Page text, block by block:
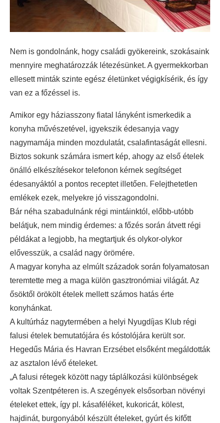
Nem is gondolnánk, hogy családi gyökereink, szokásaink
mennyire meghatározzák létezésünket. A gyermekkorban
ellesett minták szinte egész életünket végigkísérik, és így
van ez a főzéssel is.
Amikor egy háziasszony fiatal lányként ismerkedik a
konyha művészetével, igyekszik édesanyja vagy
nagymamája minden mozdulatát, csalafintaságát ellesni.
Biztos sokunk számára ismert kép, ahogy az első ételek
önálló elkészítésekor telefonon kérnek segítséget
édesanyáktól a pontos receptet illetően. Felejthetetlen
emlékek ezek, melyekre jó visszagondolni.
Bár néha szabadulnánk régi mintáinktól, előbb-utóbb
belátjuk, nem mindig érdemes: a főzés során átvett régi
példákat a legjobb, ha megtartjuk és olykor-olykor
elővesszük, a család nagy örömére.
A magyar konyha az elmúlt századok során folyamatosan
teremtette meg a maga külön gasztronómiai világát. Az
ősöktől örökölt ételek mellett számos hatás érte
konyhánkat.
A kultúrház nagytermében a helyi Nyugdíjas Klub régi
falusi ételek bemutatójára és kóstolójára került sor.
Hegedűs Mária és Havran Erzsébet elsőként megáldották
az asztalon lévő ételeket.
„A falusi rétegek között nagy táplálkozási különbségek
voltak Szentpéteren is. A szegények elsősorban növényi
ételeket ettek, így pl. kásaféléket, kukoricát, kölest,
hajdinát, burgonyából készült ételeket, gyúrt és kifőtt